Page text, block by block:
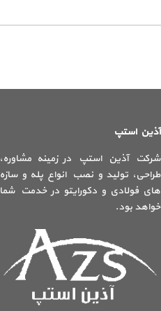
آذین استپ
شرکت آذین استپ در زمینه مشاوره،
طراحی، تولید و نصب انواع پله و سازه
های فولادی و دکورایتو در خدمت شما
خواهد بود.